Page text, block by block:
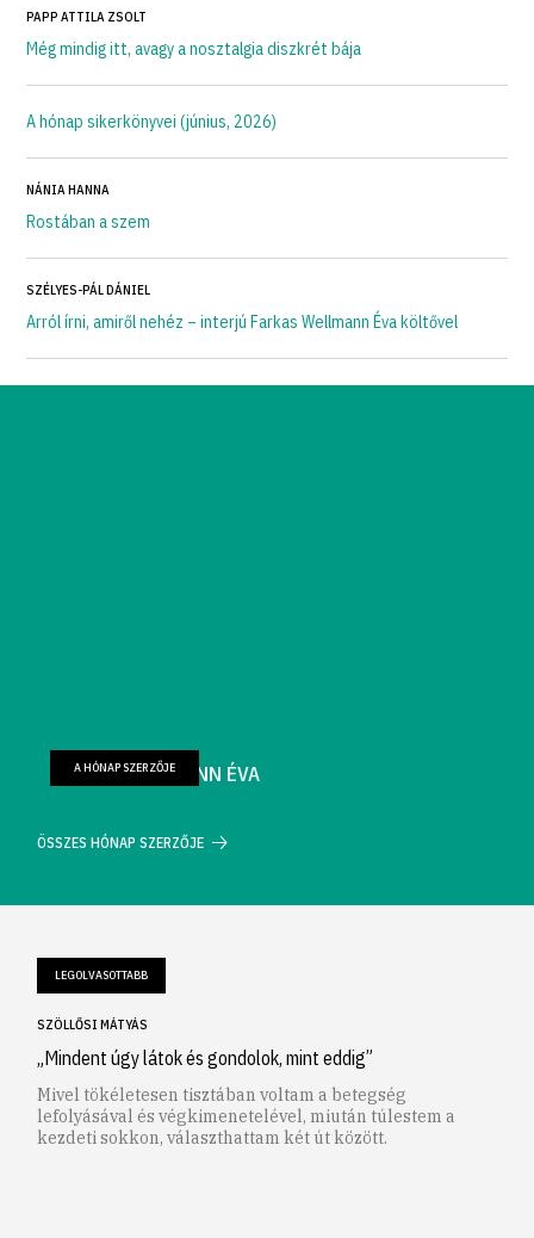
PAPP ATTILA ZSOLT
Még mindig itt, avagy a nosztalgia diszkrét bája
A hónap sikerkönyvei (június, 2026)
NÁNIA HANNA
Rostában a szem
SZÉLYES-PÁL DÁNIEL
Arról írni, amiről nehéz – interjú Farkas Wellmann Éva költővel
FARKAS WELLMANN ÉVA
A HÓNAP SZERZŐJE
ÖSSZES HÓNAP SZERZŐJE
LEGOLVASOTTABB
SZÖLLŐSI MÁTYÁS
„Mindent úgy látok és gondolok, mint eddig”
Mivel tökéletesen tisztában voltam a betegség
lefolyásával és végkimenetelével, miután túlestem a
kezdeti sokkon, választhattam két út között.